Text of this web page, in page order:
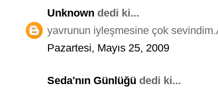
Unknown dedi ki...
yavrunun iyleşmesine çok
Pazartesi, Mayıs 25, 2009
Seda'nın Günlüğü dedi ki...